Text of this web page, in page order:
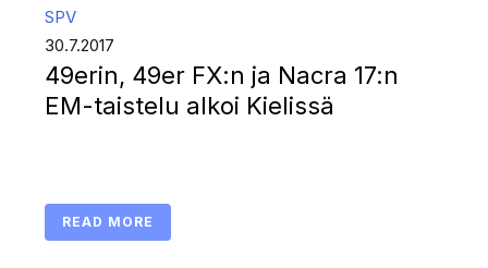
SPV
30.7.2017
49erin, 49er FX:n ja Nacra 17:n
EM-taistelu alkoi Kielissä
READ MORE